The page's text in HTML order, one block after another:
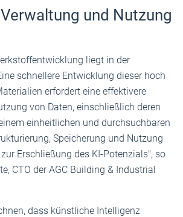
und Nutzung
liegt in der
schnellere Entwicklung dieser hoch
erfordert eine effektivere
von Daten, einschließlich deren
einheitlichen und durchsuchbaren
Speicherung und Nutzung
Erschließung des KI-Potenzials", so
CTO der AGC Building & Industrial
dass künstliche Intelligenz